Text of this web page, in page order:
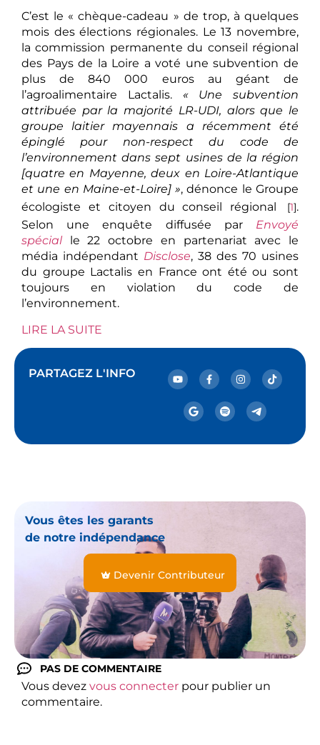
C’est le « chèque-cadeau » de trop, à quelques
mois des élections régionales. Le 13 novembre,
la commission permanente du conseil régional
des Pays de la Loire a voté une subvention de
plus de 840 000 euros au géant de
l’agroalimentaire Lactalis. « Une subvention
attribuée par la majorité LR-UDI, alors que le
groupe laitier mayennais a récemment été
épinglé pour non-respect du code de
l’environnement dans sept usines de la région
[quatre en Mayenne, deux en Loire-Atlantique
et une en Maine-et-Loire] », dénonce le Groupe
écologiste et citoyen du conseil régional
[1].
Selon une enquête diffusée par Envoyé
spécialle 22 octobre en partenariat avec le
média indépendant Disclose, 38 des 70 usines
du groupe Lactalis en France ont été ou sont
toujours en violation du code de
l’environnement.
LIRE LA SUITE
PARTAGEZ L'INFO
Vous êtes les garants
de notre indépendance
Devenir Contributeur
PAS DE COMMENTAIRE
Vous devez vous connecter pour publier un
commentaire.